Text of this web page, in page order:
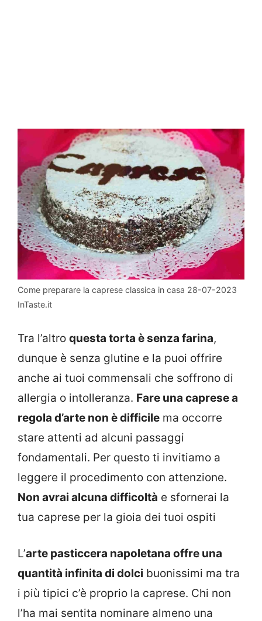
Come preparare la caprese classica in casa 28-07-2023
InTaste.it
Tra l’altro questa torta è senza farina,
dunque è senza glutine e la puoi offrire
anche ai tuoi commensali che soffrono di
allergia o intolleranza. Fare una caprese a
regola d’arte non è difficile ma occorre
stare attenti ad alcuni passaggi
fondamentali. Per questo ti invitiamo a
leggere il procedimento con attenzione.
Non avrai alcuna difficoltà e sfornerai la
tua caprese per la gioia dei tuoi ospiti
L’arte pasticcera napoletana offre una
quantità infinita di dolci buonissimi ma tra
i più tipici c’è proprio la caprese. Chi non
l’ha mai sentita nominare almeno una